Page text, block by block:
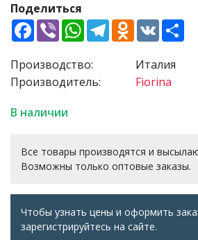
Поделиться
Facebook
ViberWhatsApp
TelegramVK
Производство:
Производитель:
Италия
Fiorina
В наличии
Все товары производятся и
Возможны только оптовые заказы.
Чтобы узнать цены и оформить
зарегистрируйтесь на сайте.